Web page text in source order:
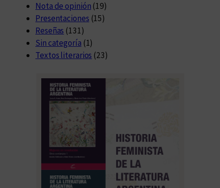
Nota de opinión (19)
Presentaciones (15)
Reseñas (131)
Sin categoría (1)
Textos literarios (23)